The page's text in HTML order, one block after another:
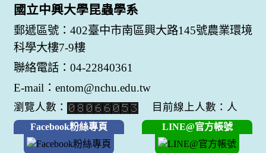
國立中興大學昆蟲學系
郵遞區號：402臺中市南區興大路145號農業環境
科學大樓7-9樓
聯絡電話：04-22840361
E-mail：entom@nchu.edu.tw
瀏覽人數： 目前線上人數：人
Facebook粉絲專頁 LINE@官方帳號